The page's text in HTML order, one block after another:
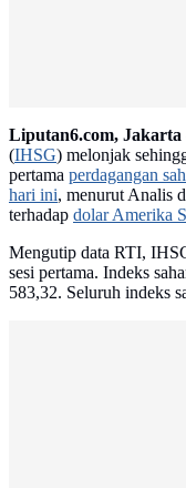
Liputan6.com, Jakarta
(IHSG) melonjak
pertama perdagangan
hari ini, menurut Analis
terhadap dolar Amerika
Mengutip data RTI,
sesi pertama. Indeks
583,32. Seluruh indeks